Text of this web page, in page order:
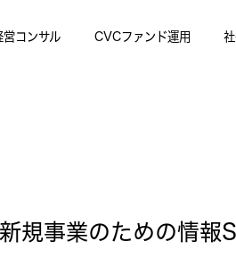
営コンサル CVCファンド運用
規事業のための情報